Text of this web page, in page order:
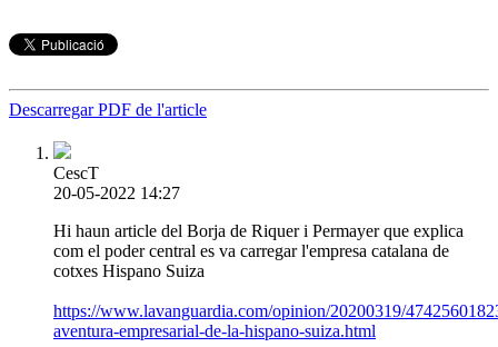
Descarregar PDF de l'article
CescT
20-05-2022 14:27
Hi haun article del Borja de Riquer i Permayer que explica
com el poder central es va carregar l'empresa catalana de
cotxes Hispano Suiza
https://www.lavanguardia.com/opinion/20200319/
aventura-empresarial-de-la-hispano-suiza.html